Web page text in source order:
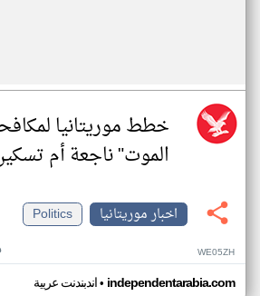
خطط موريتانيا
الموت" ناجعة أم
اخبار موريتانيا
Politics
WE05ZH
اندبندنت عربية• independentarabia.com